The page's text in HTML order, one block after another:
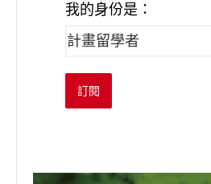
我的身份是：
訂閱